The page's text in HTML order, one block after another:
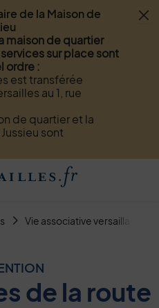
de la Maison de
maison de quartier
sur place sont
ordre :
est transférée
au 1, rue
de quartier et la
sont
Retour à l'accueil
Vie associative versaillaise
de la route